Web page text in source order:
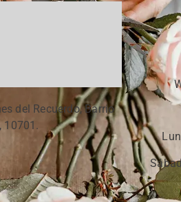
del Recuerdo, Barrio
10701.